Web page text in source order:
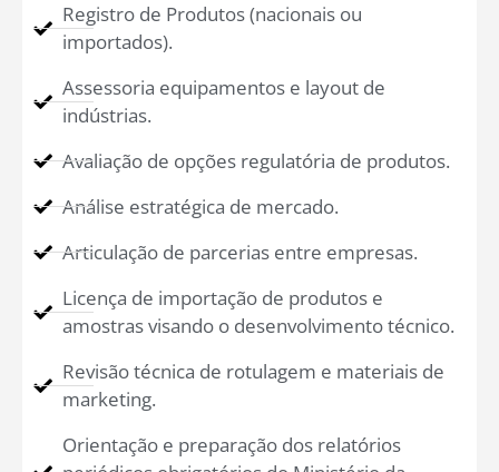
Registro de Produtos (nacionais ou
importados).
Assessoria equipamentos e layout de
indústrias.
Avaliação de opções regulatória de produtos.
Análise estratégica de mercado.
Articulação de parcerias entre empresas.
Licença de importação de produtos e
amostras visando o desenvolvimento técnico.
Revisão técnica de rotulagem e materiais de
marketing.
Orientação e preparação dos relatórios